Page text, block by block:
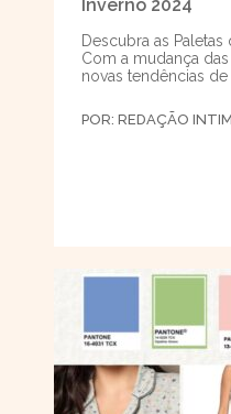
Inverno 2024
Descubra as
Com a mudança
novas tendências
POR: REDAÇÃO